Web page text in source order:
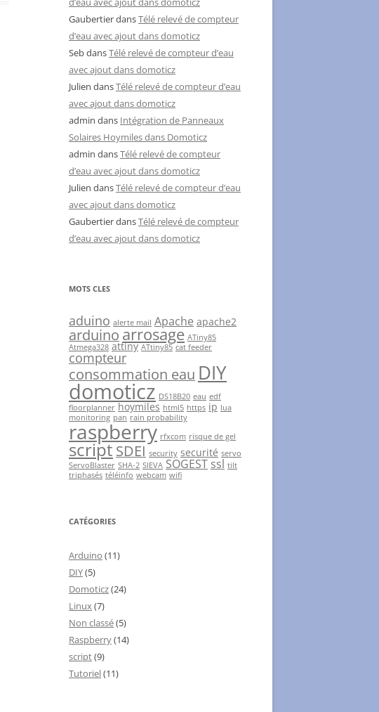
GaubertierdansTélé relevé de compteur
d’eau avec ajout dans domoticz
SebdansTélé relevé de compteur d’eau
avec ajout dans domoticz
Julien dansTélé relevé de compteur d’eau
avec ajout dans domoticz
admin dans Intégration de Panneaux
Solaires Hoymiles dans Domoticz
admin dansTélé relevé de compteur
d’eau avec ajout dans domoticz
Julien dansTélé relevé de compteur d’eau
avec ajout dans domoticz
GaubertierdansTélé relevé de compteur
d’eau avec ajout dans domoticz
MOTS CLES
aduino alerte mail Apache apache2
arduino arrosage ATiny85
Atmega328 attiny ATtiny85 cat feeder
compteur
consommation eau DIY
domoticz DS18B20 eau edf
floorplanner hoymiles html5 https ip lua
monitoring pan rain probability
raspberry rfxcom risque de gel
scriptSDEI security securité servo
ServoBlaster SHA-2 SIEVA SOGEST ssl tilt
triphasés téléinfo webcam wifi
CATÉGORIES
Arduino (11)
DIY(5)
Domoticz(24)
Linux(7)
Non classé(5)
Raspberry(14)
script(9)
Tutoriel(11)